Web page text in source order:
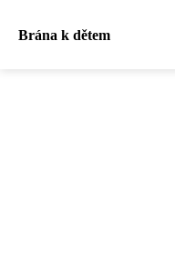
Brána k dětem